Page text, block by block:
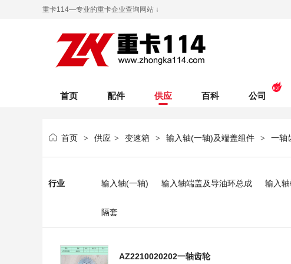
重卡114—专业的重卡企业查询网站 ↓
首页 配件 供应 百科 公司
首页 > 供应 > 变速箱 > 输入轴(一轴)及端盖组件 > 一轴
行业 输入轴(一轴) 输入轴端盖及导油环总成 输入
隔套
AZ2210020202一轴齿轮